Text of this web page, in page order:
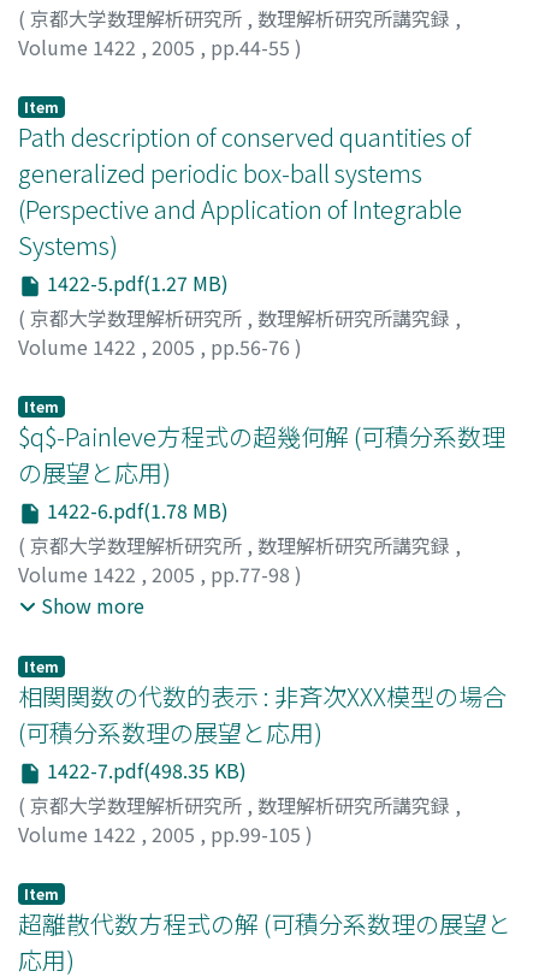
( 京都大学数理解析研究所 , 数理解析研究所講究録 ,
Volume 1422 , 2005 , pp.44-55 )
Masato
Item
Path description of conserved quantities of
generalized periodic box-ball systems
(Perspective and Application of Integrable
Systems)
1422-5.pdf(1.27 MB)
( 京都大学数理解析研究所 , 数理解析研究所講究録 ,
Volume 1422 , 2005 , pp.56-76 )
泉, 誠
Item
$q$-Painleve方程式の超幾何解 (可積分系数理
の展望と応用)
1422-6.pdf(1.78 MB)
( 京都大学数理解析研究所 , 数理解析研究所講究録 ,
Volume 1422 , 2005 , pp.77-98 )
梶原, 健司;増田, 哲
Yasuhiro
Show more
Item
相関関数の代数的表示 : 非斉次XXX模型の場合
(可積分系数理の展望と応用)
1422-7.pdf(498.35 KB)
( 京都大学数理解析研究所 , 数理解析研究所講究録 ,
Volume 1422 , 2005 , pp.99-105 )
Item
超離散代数方程式の解 (可積分系数理の展望と
応用)